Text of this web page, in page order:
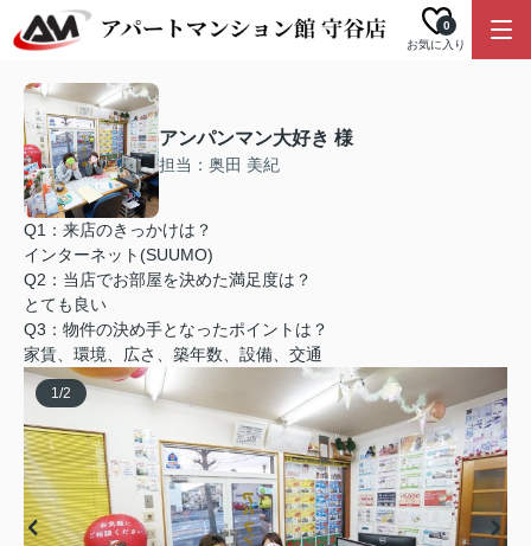
お気に入り
0
アンパンマン大好き 様
担当：奥田 美紀
Q1：来店のきっかけは？
インターネット(SUUMO)
Q2：当店でお部屋を決めた満足度は？
とても良い
Q3：物件の決め手となったポイントは？
家賃、環境、広さ、築年数、設備、交通
1/2